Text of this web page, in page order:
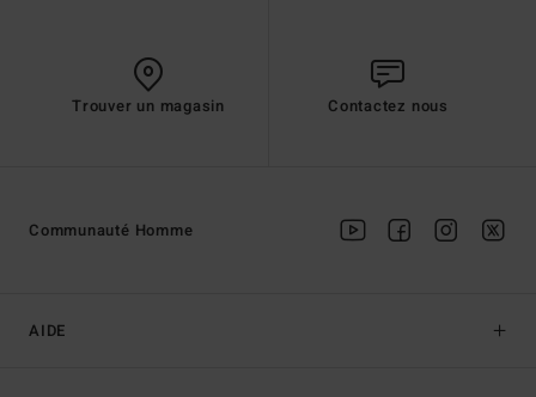
Trouver un magasin Contactez nous
AIDE
Communauté Homme